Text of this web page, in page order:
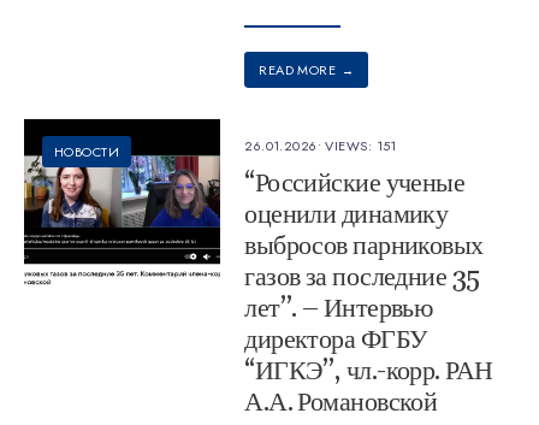
READ MORE →
НОВОСТИ 26.01.2026•VIEWS: 151
“Российские ученые
оценили динамику
выбросов парниковых
газов за последние 35
лет”. – Интервью
директора ФГБУ
“ИГКЭ”, чл.-корр. РАН
А.А. Романовской